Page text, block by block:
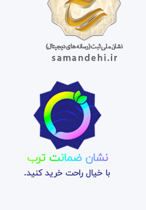
نشان ضمانت ترب
با خیال راحت خرید کنید.